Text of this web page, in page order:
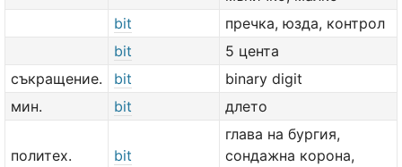
bit
пречка, юзда, контрол
bit
5 цента
съкращение.
bit
binary digit
мин.
bit длето
политех. bit
глава на бургия,
сондажна корона,